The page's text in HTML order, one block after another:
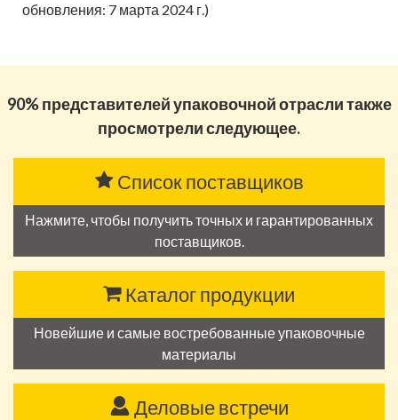
обновления: 7 марта 2024 г.)
90% представителей упаковочной отрасли также
просмотрели следующее.
Список поставщиков
Нажмите, чтобы получить точных и гарантированных
поставщиков.
Каталог продукции
Новейшие и самые востребованные упаковочные
материалы
Деловые встречи